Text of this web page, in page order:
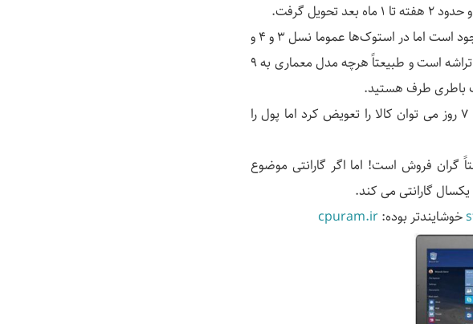
گرفت.
4- نسل cpu نکته مهمی است. در حال حاضر در بازار تا نسل 9 اینتل موجود است اما در استوک‌ها عموما نسل 3 و 4 و
نهایتاً 5 یا 6 را می توان مشاهده کرد. نسل سی پی یو بیانگر نوع معماری تراشه است و طبیعتاً هرچه مدل معماری به 9
باطری طرف هستید.
5- اکثر فروشندگان استوک یک هفته مهلت تست می دهند که در این 7 روز می توان کالا را تعویض کرد اما پول را
گران فروش است! اما اگر گارانتی موضوع
خوشایندتر بوده:cpuram.ir